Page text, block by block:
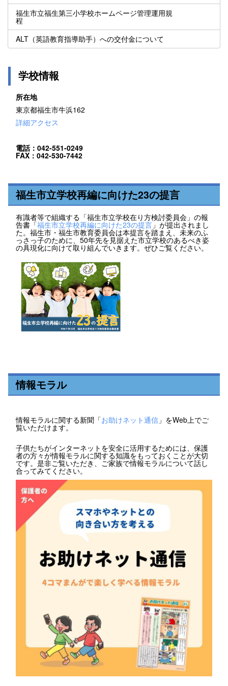
福生市立福生第三小学校ホームページ管理運用規
程
ALT（英語教育指導助手）への交付金について
学校情報
所在地
東京都福生市牛浜162
詳細アクセス
電話：042-551-0249
FAX：042-530-7442
福生市立学校再編に向けた23の提言
有識者等で組織する「福生市立学校在り方検討委員会」の報
告書「福生市立学校再編に向けた23の提言」が提出されまし
た。福生市・福生市教育委員会は本提言を踏まえ、未来のふ
っさっ子のために、50年先を見据えた市立学校のあるべき姿
の具現化に向けて取り組んでいきます。ぜひご覧ください。
情報モラル
情報モラルに関する新聞「お助けネット通信 」をWeb上でご
覧いただけます。
子供たちがインターネットを安全に活用するためには、保護
者の方々が情報モラルに関する知識をもっておくことが大切
です。是非ご覧いただき、ご家族で情報モラルについて話し
合ってみてください。